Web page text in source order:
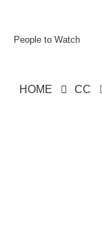
People to Watch
HOME CC